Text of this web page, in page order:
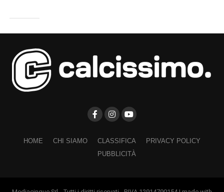
HOME CHI SIAMO CLASSIFICA
PRIVACY POLICY
PUBBLICITÀ